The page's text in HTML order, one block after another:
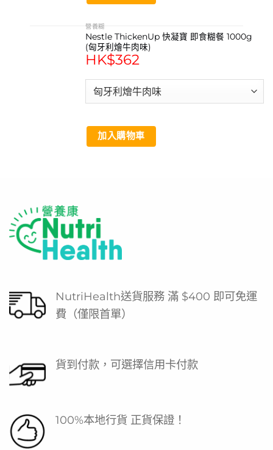
營養糊
Nestle ThickenUp 快凝寶 即食糊餐 1000g
(匈牙利燴牛肉味)
HK$362
加入購物車
NutriHealth送貨服務 滿 $400 即可免運
費（僅限首單）
貨到付款，可選擇信用卡付款
100%本地行貨 正貨保證！